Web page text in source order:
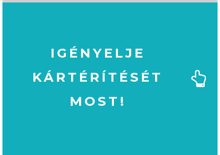
IGÉNYELJE
KÁRTÉRÍTÉSÉT
MOST!